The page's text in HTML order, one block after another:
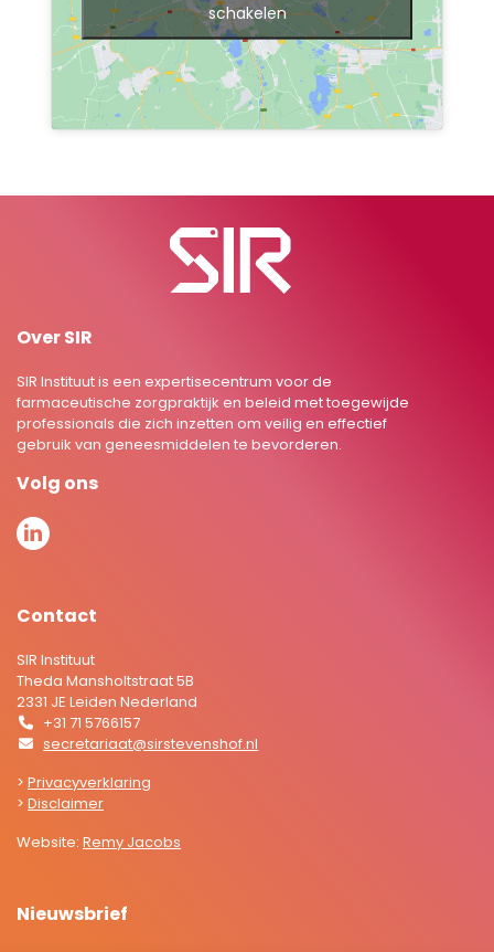
schakelen
Over SIR
SIR Instituut is een expertisecentrum voor de
farmaceutische zorgpraktijk en beleid met toegewijde
professionals die zich inzetten om veilig en effectief
gebruik van geneesmiddelen te bevorderen.
Volg ons
Contact
SIR Instituut
Theda Mansholtstraat 5B
2331 JE Leiden Nederland
+31 71 5766157
secretariaat@sirstevenshof.nl
> Privacyverklaring
> Disclaimer
Website: Remy Jacobs
Nieuwsbrief